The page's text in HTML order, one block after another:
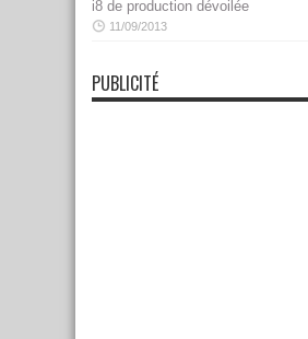
i8 de production dévoilée
11/09/2013
PUBLICITÉ